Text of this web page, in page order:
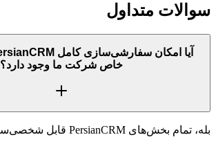
سوالات متداول
خاص شرکت ما وجود دارد؟
بله، تمام بخش‌های PersianCRM قابل شخصی‌سازی است.